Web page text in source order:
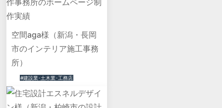
空間aga様（新潟・長岡
市のインテリア施工事務
所）
#建設業･土木業･工務店